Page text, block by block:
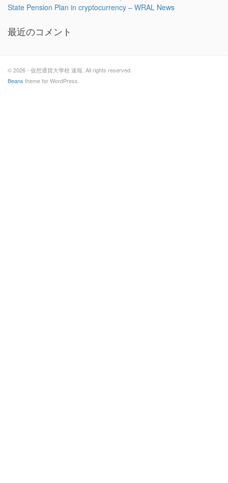
State Pension Plan in cryptocurrency – WRAL News
最近のコメント
© 2026 - 仮想通貨大學校 速報. All rights reserved.
Beans theme for WordPress.